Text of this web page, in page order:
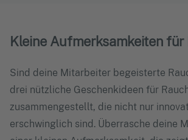
Kleine Aufmerksamkeiten für
Sind deine Mitarbeiter begeisterte
drei nützliche Geschenkideen für
zusammengestellt, die nicht nur
erschwinglich sind. Überrasche deine